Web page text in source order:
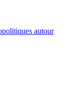
autour